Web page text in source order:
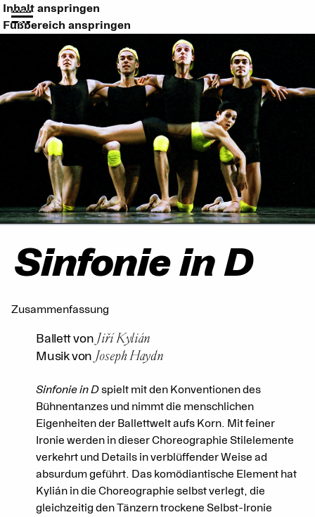
Inhalt anspringen
Fußbereich anspringen
Sinfonie in D
Zusammenfassung
Ballett von Jiří Kylián
Musik von Joseph Haydn
Sinfonie in Dspielt mit den Konventionen des
Bühnentanzes und nimmt die menschlichen
Eigenheiten der Ballettwelt aufs Korn. Mit feiner
Ironie werden in dieser Choreographie Stilelemente
verkehrt und Details in verblüffender Weise ad
absurdum geführt. Das komödiantische Element hat
Kylián in die Choreographie selbst verlegt, die
gleichzeitig den Tänzern trockene Selbst-Ironie